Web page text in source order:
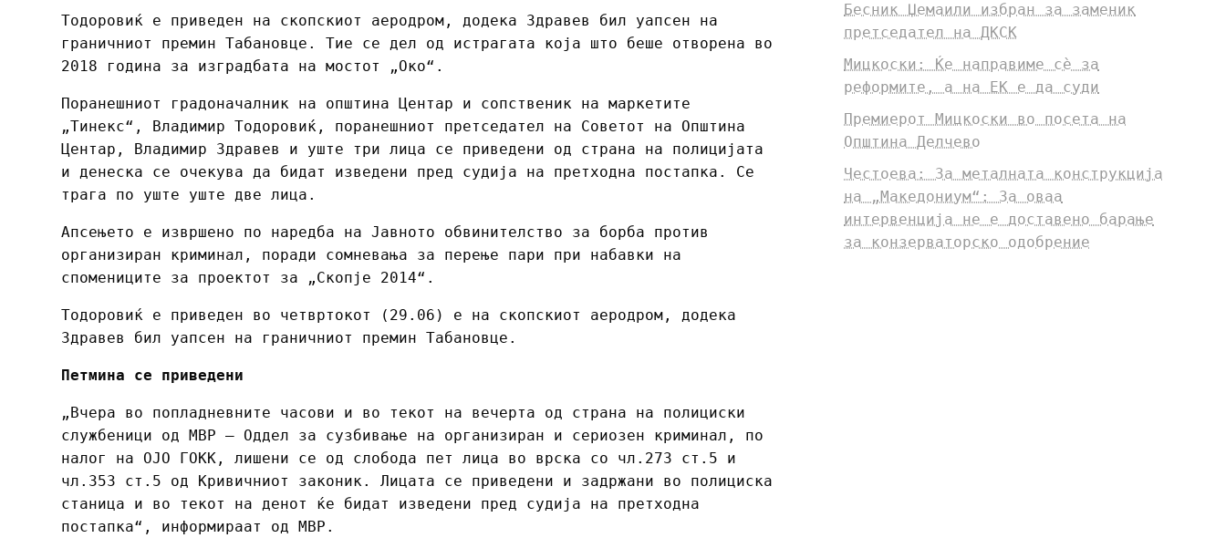
Тодоровиќ е приведен на скопскиот аеродром, додека Здравев бил уапсен на
граничниот премин Табановце. Тие се дел од истрагата која што беше отворена во
2018 година за изградбата на мостот „Око“.
Поранешниот градоначалник на општина Центар и сопственик на маркетите
„Тинекс“, Владимир Тодоровиќ, поранешниот претседател на Советот на Општина
Центар, Владимир Здравев и уште три лица се приведени од страна на полицијата
и денеска се очекува да бидат изведени пред судија на претходна постапка. Се
трага по уште уште две лица.
Апсењето е извршено по наредба на Јавното обвинителство за борба против
организиран криминал, поради сомневања за перење пари при набавки на
спомениците за проектот за „Скопје 2014“.
Тодоровиќ е приведен во четвртокот (29.06) е на скопскиот аеродром, додека
Здравев бил уапсен на граничниот премин Табановце.
Петмина се приведени
„Вчера во попладневните часови и во текот на вечерта од страна на полициски
службеници од МВР – Оддел за сузбивање на организиран и сериозен криминал, по
налог на ОЈО ГОКК, лишени се од слобода пет лица во врска со чл.273 ст.5 и
чл.353 ст.5 од Кривичниот законик. Лицата се приведени и задржани во полициска
станица и во текот на денот ќе бидат изведени пред судија на претходна
постапка“, информираат од МВР.
Бесник Џемаили избран за заменик
претседател на ДКСК
Мицкоски: Ќе направиме сè за
реформите, а на ЕК е да суди
Премиерот Мицкоски во посета на
Општина Делчево
Честоева: За металната конструкција
на „Македониум“: За оваа
интервенција не е доставено барање
за конзерваторско одобрение